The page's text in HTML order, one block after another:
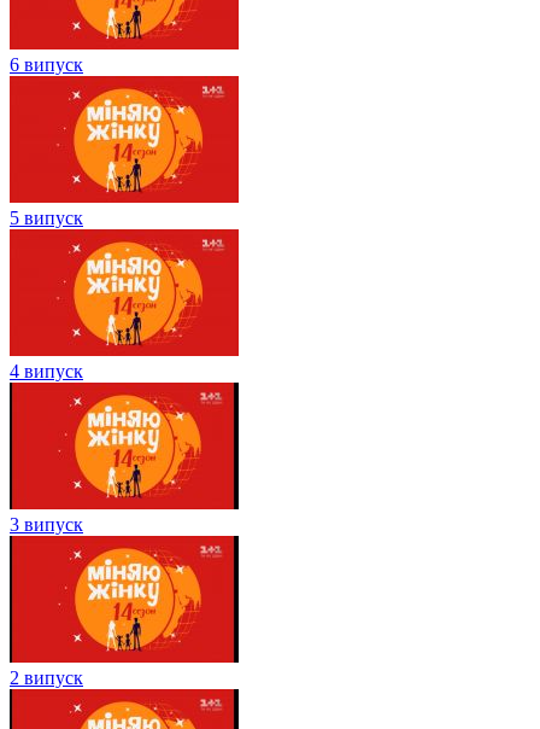
6 випуск
5 випуск
4 випуск
3 випуск
2 випуск